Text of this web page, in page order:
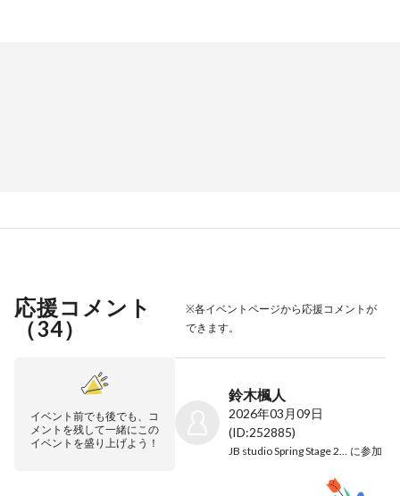
応援コメント
（34）
※各イベントページから応援コメントが
できます。
イベント前でも後でも、コ
メントを残して一緒にこの
イベントを盛り上げよう！
鈴木楓人
2026年03月09日
(ID:252885)
に参加